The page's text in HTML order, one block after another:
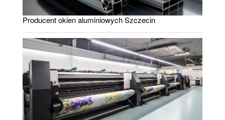
Producent okien aluminiowych Szczecin